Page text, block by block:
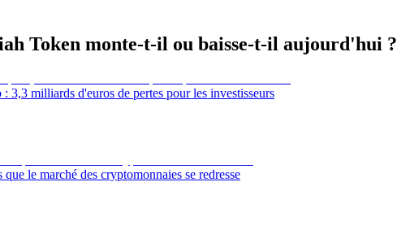
Token monte-t-il ou baisse-t-il aujourd'hui ?
3,3 milliards d'euros de pertes pour les investisseurs
le marché des cryptomonnaies se redresse